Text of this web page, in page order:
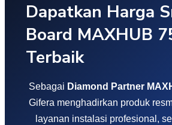
Dapatkan Harga
Board MAXHUB
Terbaik
Sebagai Diamond Partner
Gifera menghadirkan produk
layanan instalasi profesional,